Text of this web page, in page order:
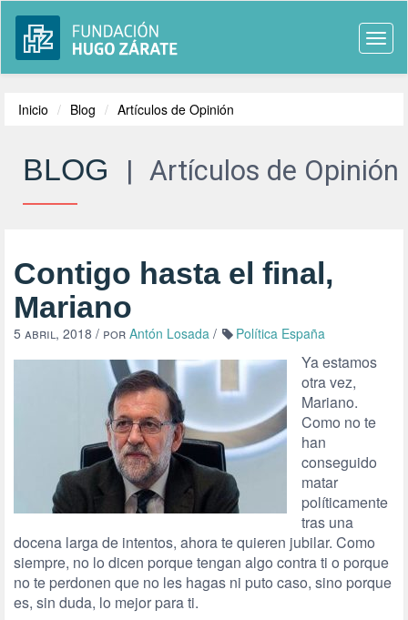
Inicio Blog Artículos de Opinión
BLOG | Artículos de Opinión
Contigo hasta el final,
Mariano
5 abril, 2018 / por Antón Losada / Política España
Ya estamos
otra vez,
Mariano.
Como no te
han
conseguido
matar
políticamente
tras una
docena larga de intentos, ahora te quieren jubilar. Como
siempre, no lo dicen porque tengan algo contra ti o porque
no te perdonen que no les hagas ni puto caso, sino porque
es, sin duda, lo mejor para ti.